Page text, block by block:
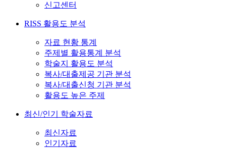
신고센터
RISS 활용도 분석
자료 현황 통계
주제별 활용통계 분석
학술지 활용도 분석
복사/대출제공 기관 분석
복사/대출신청 기관 분석
활용도 높은 주제
최신/인기 학술자료
최신자료
인기자료